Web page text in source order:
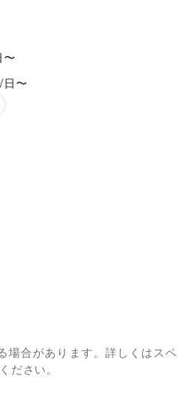
〜
日〜
場合があります。詳しくはスペ
ださい。